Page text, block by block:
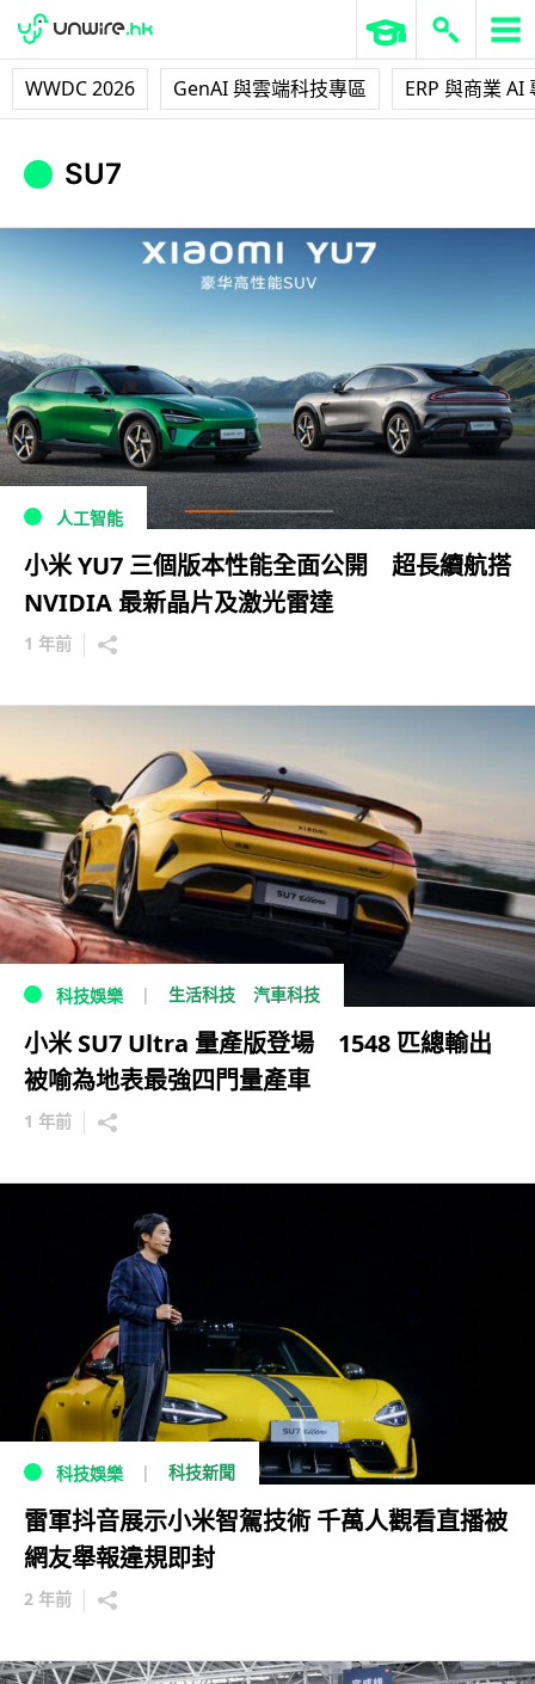
WWDC 2026 GenAI 與雲端科技專區 ERP 與商業 AI
SU7
人工智能
小米 YU7 三個版本性能全面公開 超長續航搭
NVIDIA 最新晶片及激光雷達
1 年前
科技娛樂 生活科技 汽車科技
小米 SU7 Ultra 量產版登場 1548 匹總輸出
被喻為地表最強四門量產車
1 年前
科技娛樂 科技新聞
雷軍抖音展示小米智駕技術 千萬人觀看直播被
網友舉報違規即封
2 年前